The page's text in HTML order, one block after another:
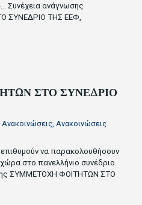
Συνέχεια ανάγνωσης
ΤΗΣ ΕΕΦ,
ΣΤΟ ΣΥΝΕΔΡΙΟ
Ανακοινώσεις, Ανακοινώσεις
να παρακολουθήσουν
στο πανελλήνιο συνέδριο
ΣΥΜΜΕΤΟΧΗ ΦΟΙΤΗΤΩΝ ΣΤΟ